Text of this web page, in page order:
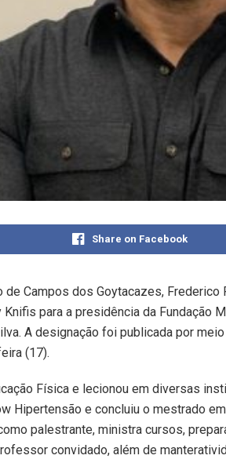
Share on Facebook
Campos dos Goytacazes, Frederico
para a presidência da Fundação
A designação foi publicada por
(17).
Física e lecionou em diversas
Hipertensão e concluiu o mestrado
palestrante, ministra cursos,
convidado, além de